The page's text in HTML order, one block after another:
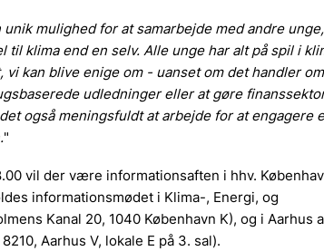
mulighed for at samarbejde med andre
til klima end en selv. Alle unge har alt på spil i
kan blive enige om - uanset om det handler
udledninger eller at gøre
også meningsfuldt at arbejde for at engagere
"
vil der være informationsaften i hhv.
informationsmødet i Klima-, Energi, og
Kanal 20, 1040 København K), og i Aarhus
Aarhus V, lokale E på 3. sal).